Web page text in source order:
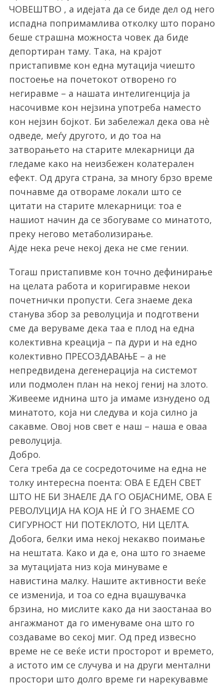
ЧОВЕШТВО , а идејата да се биде дел од него
испадна попримамлива отколку што порано
беше страшна можноста човек да биде
депортиран таму. Така, на крајот
пристапивме кон една мутација чиешто
постоење на почетокот отворено го
негиравме – а нашата интелигенција ја
насочивме кон нејзина употреба наместо
кон нејзин бојкот. Би забележал дека ова нè
одведе, меѓу другото, и до тоа на
затворањето на старите млекарници да
гледаме како на неизбежен колатерален
ефект. Од друга страна, за многу брзо време
почнавме да отвораме локали што се
цитати на старите млекарници: тоа е
нашиот начин да се збогуваме со минатото,
преку негово метаболизирање.
Ајде нека рече некој дека не сме гении.
Тогаш пристапивме кон точно дефинирање
на целата работа и коригиравме некои
почетнички пропусти. Сега знаеме дека
станува збор за револуција и подготвени
сме да веруваме дека таа е плод на една
колективна креација – па дури и на едно
колективно ПРЕСОЗДАВАЊЕ – а не
непредвидена дегенерација на системот
или подмолен план на некој гениј на злото.
Живееме иднина што ја имаме изнудено од
минатото, која ни следува и која силно ја
сакавме. Овој нов свет е наш – наша е оваа
револуција.
Добро.
Сега треба да се сосредоточиме на една не
толку интересна поента: ОВА Е ЕДЕН СВЕТ
ШТО НЕ БИ ЗНАЕЛЕ ДА ГО ОБЈАСНИМЕ, ОВА Е
РЕВОЛУЦИЈА НА КОЈА НЕ Ѝ ГО ЗНАЕМЕ СО
СИГУРНОСТ НИ ПОТЕКЛОТО, НИ ЦЕЛТА.
Добога, белки има некој некакво поимање
на нештата. Како и да е, она што го знаеме
за мутацијата низ која минуваме е
навистина малку. Нашите активности веќе
се изменија, и тоа со една вџашувачка
брзина, но мислите како да ни заостанаа во
ангажманот да го именуваме она што го
создаваме во секој миг. Од пред извесно
време не се веќе исти просторот и времето,
а истото им се случува и на други ментални
простори што долго време ги нарекувавме